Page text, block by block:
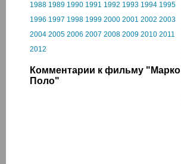
1988 1989 1990 1991 1992 1993 1994 1995
1996 1997 1998 1999 2000 2001 2002 2003
2004 2005 2006 2007 2008 2009 2010 2011
2012
Комментарии к фильму "Марко
Поло"